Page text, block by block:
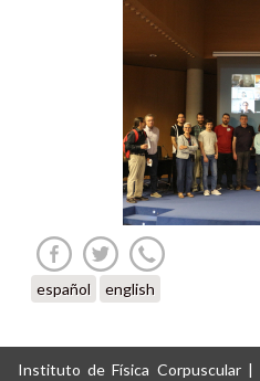
español english
Instituto de Física Corpuscular |